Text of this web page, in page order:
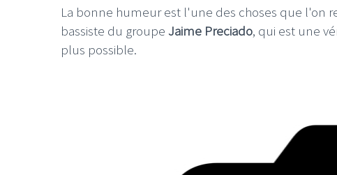
La bonne humeur est l'une des choses que l'on
bassiste du groupe Jaime Preciado, qui est une
plus possible.